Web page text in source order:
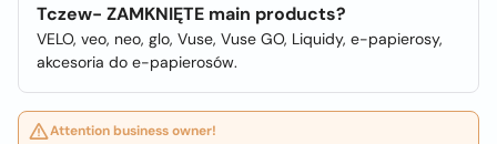
Tczew- ZAMKNIĘTE main products?
VELO, veo, neo, glo, Vuse, Vuse GO, Liquidy, e-papierosy,
akcesoria do e-papierosów.
Attention business owner!